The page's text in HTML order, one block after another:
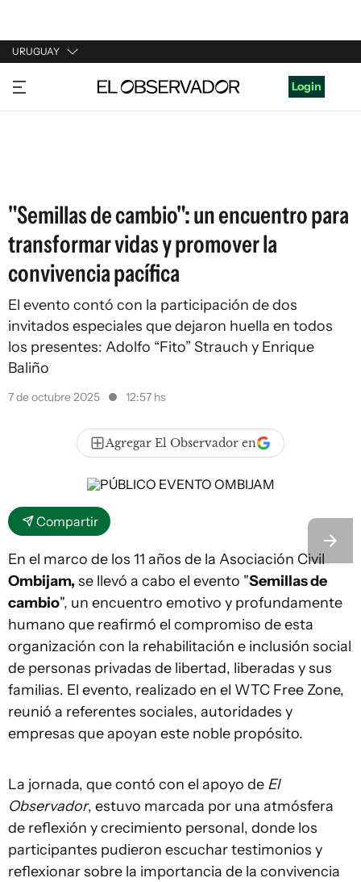
URUGUAY
URUGUAY
ARGENTINA
Login
"Semillas de cambio": un encuentro para
transformar vidas y promover la
convivencia pacífica
El evento contó con la participación de dos
invitados especiales que dejaron huella en todos
los presentes: Adolfo “Fito” Strauch y Enrique
Baliño
7 de octubre 2025 12:57 hs
Agregar El Observador en
Compartir
En el marco de los 11 años de la Asociación Civil
Ombijam, se llevó a cabo el evento "Semillas de
cambio", un encuentro emotivo y profundamente
humano que reafirmó el compromiso de esta
organización con la rehabilitación e inclusión social
de personas privadas de libertad, liberadas y sus
familias. El evento, realizado en el WTC Free Zone,
reunió a referentes sociales, autoridades y
empresas que apoyan este noble propósito.
La jornada, que contó con el apoyo de El
Observador, estuvo marcada por una atmósfera
de reflexión y crecimiento personal, donde los
participantes pudieron escuchar testimonios y
reflexionar sobre la importancia de la convivencia